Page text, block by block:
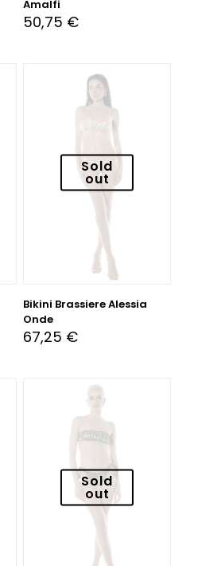
Amalfi
50,75 €
Sold
out
Bikini Brassiere Alessia
Onde
67,25 €
Sold
out